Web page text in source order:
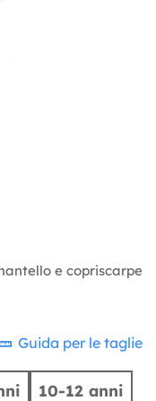
e copriscarpe
Guida per le taglie
10-12 anni